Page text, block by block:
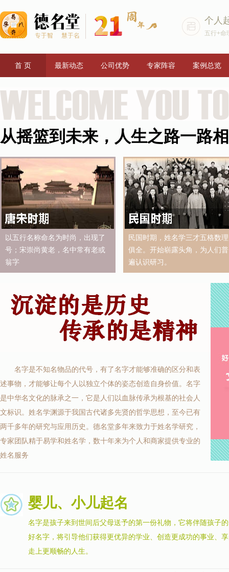
个人
五行+命
首 页 最新动态 公司优势 专家阵容 案例总览
从摇篮到未来，人生之路一路
以五行名称命名为时尚，出现了
号；宋崇尚黄老，名中常有老或
翁字
民国时期，姓名学三才五格数理
俱全。开始崭露头角，为人们普
遍认识研习。
名字是不知名物品的代号，有了名字才能够准确的区分和表
述事物，才能够让每个人以独立个体的姿态创造自身价值。名字
是中华名文化的脉承之一，它是人们以血脉传承为根基的社会人
文标识。姓名学渊源于我国古代诸多先贤的哲学思想，至今已有
两千多年的研究与应用历史。德名堂多年来致力于姓名学研究，
专家团队精于易学和姓名学，数十年来为个人和商家提供专业的
姓名服务
婴儿、小儿起名
名字是孩子来到世间后父母送予的第一份礼物，它将伴随孩子
好名字，将引导他们获得更优异的学业、创造更成功的事业、
走上更顺畅的人生。